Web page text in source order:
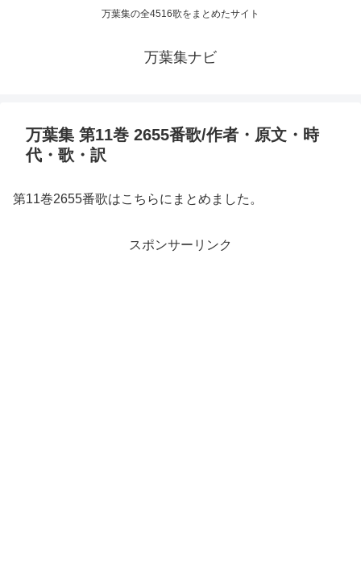
万葉集の全4516歌をまとめたサイト
万葉集ナビ
万葉集 第11巻 2655番歌/作者・原文・時
代・歌・訳
第11巻2655番歌はこちらにまとめました。
スポンサーリンク